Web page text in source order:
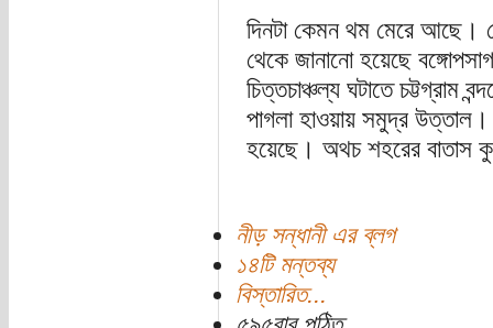
দিনটা কেমন থম মেরে
থেকে জানানো হয়েছে
চিত্তচাঞ্চল্য ঘটাতে চট্টগ্রাম
পাগলা হাওয়ায় সমুদ্র উত্তাল।
হয়েছে। অথচ শহরের বাতাস
নীড় সন্ধানী এর ব্লগ
১৪টি মন্তব্য
বিস্তারিত...